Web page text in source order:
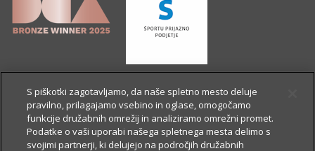
S piškotki zagotavljamo, da naše spletno mesto deluje
pravilno, prilagajamo vsebino in oglase, omogočamo
funkcije družabnih omrežij in analiziramo omrežni promet.
Podatke o vaši uporabi našega spletnega mesta delimo s
svojimi partnerji, ki delujejo na področjih družabnih